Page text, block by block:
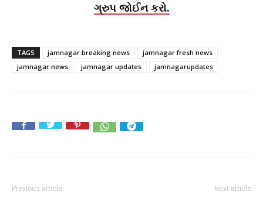
ગ્રુપ જોઈન કરો.
TAGS jamnagar breaking news
jamnagar fresh news
jamnagar news
jamnagar updates jamnagarupdates
Previous article Next article